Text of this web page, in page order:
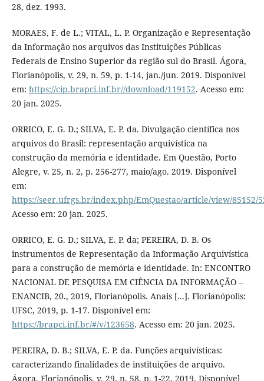
28, dez. 1993.
MORAES, F. de L.; VITAL, L. P. Organização e Representação
da Informação nos arquivos das Instituições Públicas
Federais de Ensino Superior da região sul do Brasil. Ágora,
Florianópolis, v. 29, n. 59, p. 1-14, jan./jun. 2019. Disponível
em: https://cip.brapci.inf.br//download/119152. Acesso em:
20 jan. 2025.
ORRICO, E. G. D.; SILVA, E. P. da. Divulgação científica nos
arquivos do Brasil: representação arquivística na
construção da memória e identidade. Em Questão, Porto
Alegre, v. 25, n. 2, p. 256-277, maio/ago. 2019. Disponível
em:
https://seer.ufrgs.br/index.php/EmQuestao/article/view/85152/
Acesso em: 20 jan. 2025.
ORRICO, E. G. D.; SILVA, E. P. da; PEREIRA, D. B. Os
instrumentos de Representação da Informação Arquivística
para a construção de memória e identidade. In: ENCONTRO
NACIONAL DE PESQUISA EM CIÊNCIA DA INFORMAÇÃO –
ENANCIB, 20., 2019, Florianópolis. Anais [...]. Florianópolis:
UFSC, 2019, p. 1-17. Disponível em:
https://brapci.inf.br/#/v/123658. Acesso em: 20 jan. 2025.
PEREIRA, D. B.; SILVA, E. P. da. Funções arquivísticas:
caracterizando finalidades de instituições de arquivo.
Ágora, Florianópolis, v. 29, n. 58, p. 1-22, 2019. Disponível